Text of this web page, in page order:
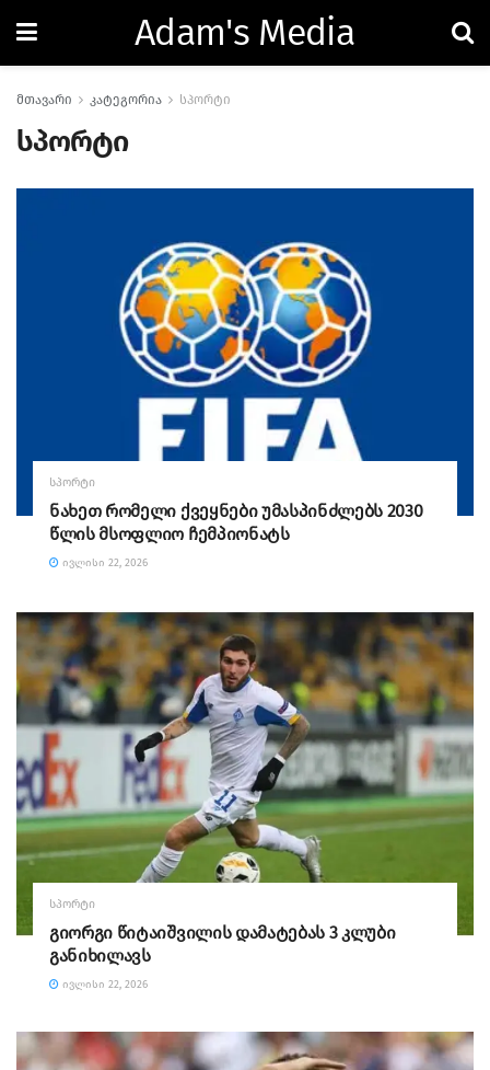
Adam's Media
მთავარი კატეგორია სპორტი
სპორტი
ᲡᲞᲝᲠᲢᲘ
ნახეთ რომელი ქვეყნები უმასპინძლებს 2030
წლის მსოფლიო ჩემპიონატს
ᲘᲕᲚᲘᲡᲘ 22, 2026
ᲡᲞᲝᲠᲢᲘ
გიორგი წიტაიშვილის დამატებას 3 კლუბი
განიხილავს
ᲘᲕᲚᲘᲡᲘ 22, 2026